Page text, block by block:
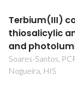
Competitive
from Water
Behaviour
Cardoso, SP;